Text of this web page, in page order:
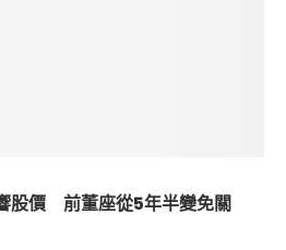
股價 前董座從5年半變免關